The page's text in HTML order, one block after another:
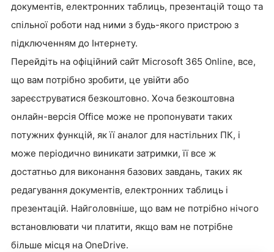
документів, електронних таблиць, презентацій тощо та
спільної роботи над ними з будь-якого пристрою з
підключенням до Інтернету.
Перейдіть на офіційний сайт Microsoft 365 Online, все,
що вам потрібно зробити, це увійти або
зареєструватися безкоштовно. Хоча безкоштовна
онлайн-версія Office може не пропонувати таких
потужних функцій, як її аналог для настільних ПК, і
може періодично виникати затримки, її все ж
достатньо для виконання базових завдань, таких як
редагування документів, електронних таблиць і
презентацій. Найголовніше, що вам не потрібно нічого
встановлювати чи платити, якщо вам не потрібне
більше місця на OneDrive.